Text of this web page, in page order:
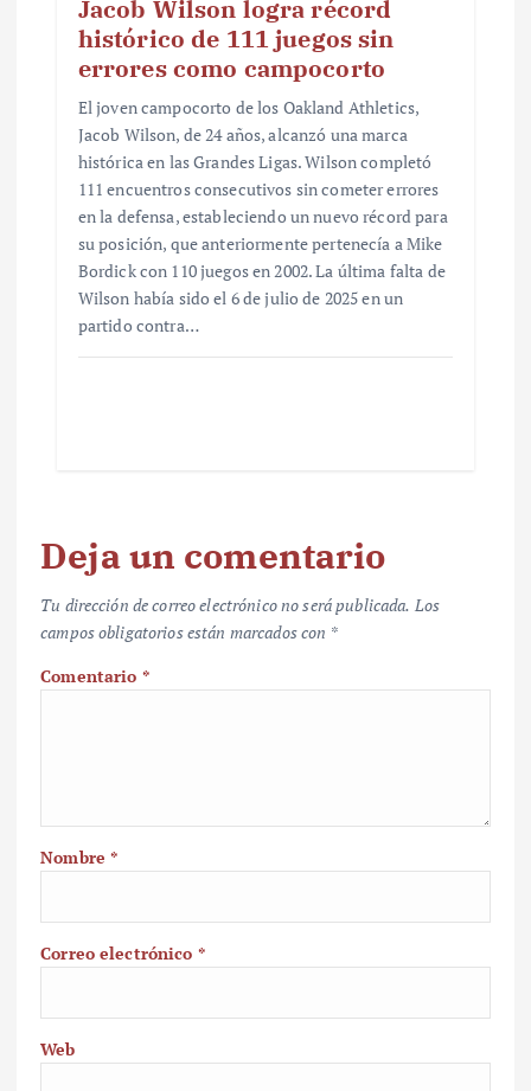
Jacob Wilson logra récord
histórico de 111 juegos sin
errores como campocorto
El joven campocorto de los Oakland Athletics,
Jacob Wilson, de 24 años, alcanzó una marca
histórica en las Grandes Ligas. Wilson completó
111 encuentros consecutivos sin cometer errores
en la defensa, estableciendo un nuevo récord para
su posición, que anteriormente pertenecía a Mike
Bordick con 110 juegos en 2002. La última falta de
Wilson había sido el 6 de julio de 2025 en un
partido contra…
Deja un comentario
Tu dirección de correo electrónico no será publicada. Los
campos obligatorios están marcados con *
Comentario *
Nombre*
Correo electrónico *
Web